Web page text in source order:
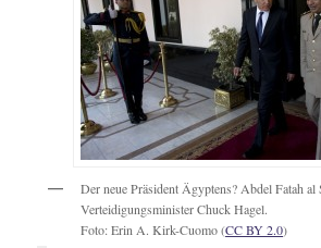
Der neue Präsident Ägyptens? Abdel Fatah
Verteidigungsminister Chuck Hagel.
Foto: Erin A. Kirk-Cuomo (CC BY 2.0)